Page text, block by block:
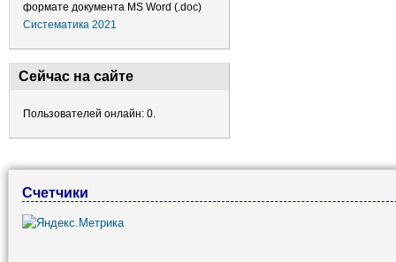
формате документа MS Word (.doc)
Систематика 2021
Сейчас на сайте
Пользователей онлайн: 0.
Счетчики